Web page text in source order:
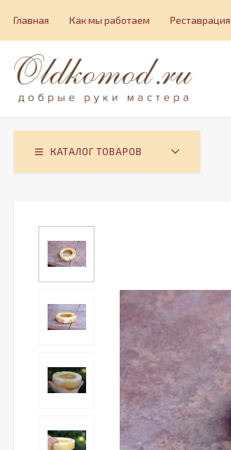
Главная Как мы работаем Реставрация
КАТАЛОГ ТОВАРОВ